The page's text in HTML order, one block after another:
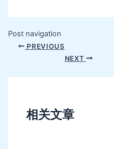
Post navigation
PREVIOUS
NEXT
相关文章